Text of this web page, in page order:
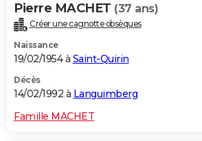
Pierre MACHET (37 ans)
Créer une cagnotte obsèques
Naissance
19/02/1954 à Saint-Quirin
Décès
14/02/1992 à Languimberg
Famille MACHET